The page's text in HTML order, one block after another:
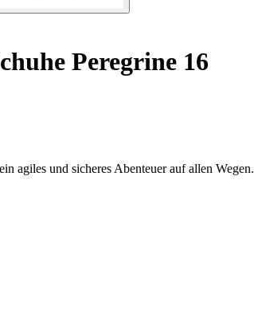
Peregrine 16
agiles und sicheres Abenteuer auf allen Wegen.